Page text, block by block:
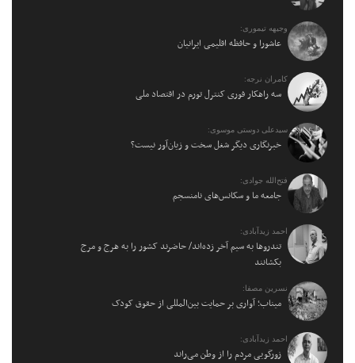
وجیهه تیموری:
عاشورا و حافظه اقلیمی ایرانیان
کامران نرجه:
سه راهکار فوری کنترل تورم در اقتصاد ملی
سیدعلی دوستی موسوی:
خبرنگاری دیگر شغل سخت و زیان‌آور نیست؟
فتح‌الله جوادی:
جامعه ما و سکانس‌های نامنسجم
احمد زیدآبادی:
تندروها به سیم آخر زده‌اند/ حاضرند کشور را به هرج و مرج
بکشانند
نسرین مصفا:
میناب؛ آواری بر حمایت بین‌المللی از حقوق کودک
احمد زیدآبادی:
زورگویی مردم را از وطن می‌راند